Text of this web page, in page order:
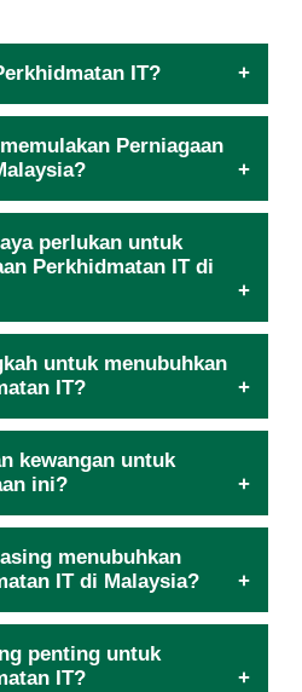
IT?
Perniagaan
perlukan untuk
Perkhidmatan IT di
untuk menubuhkan
IT?
kewangan untuk
ini?
menubuhkan
IT di Malaysia?
penting untuk
IT?